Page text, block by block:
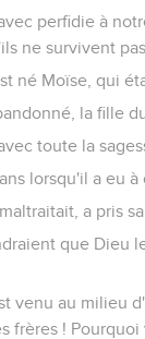
perfidie à
ne survivent pas.
né Moïse, qui
la fille
toute la
lorsqu'il a eu
a pris
que Dieu
venu au milieu
frères !